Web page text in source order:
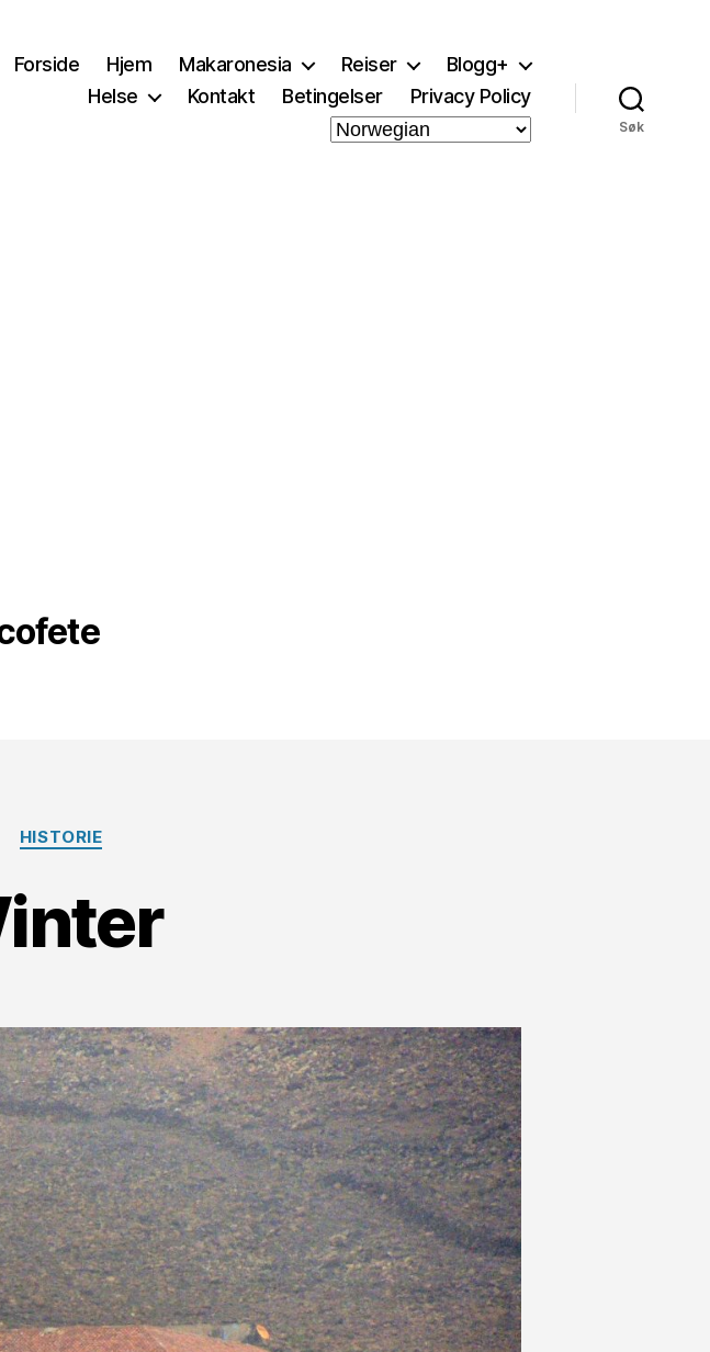
Forside Hjem Makaronesia Reiser
Blogg+
Helse
Kontakt Betingelser Privacy Policy
Søk
HISTORIE